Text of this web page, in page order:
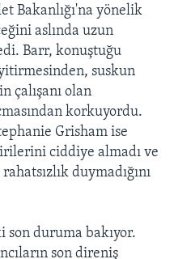
Bakanlığı'na yönelik
aslında uzun
Barr, konuştuğu
suskun
çalışanı olan
korkuyordu.
Grisham ise
ciddiye almadı ve
duymadığını
duruma bakıyor.
son direniş